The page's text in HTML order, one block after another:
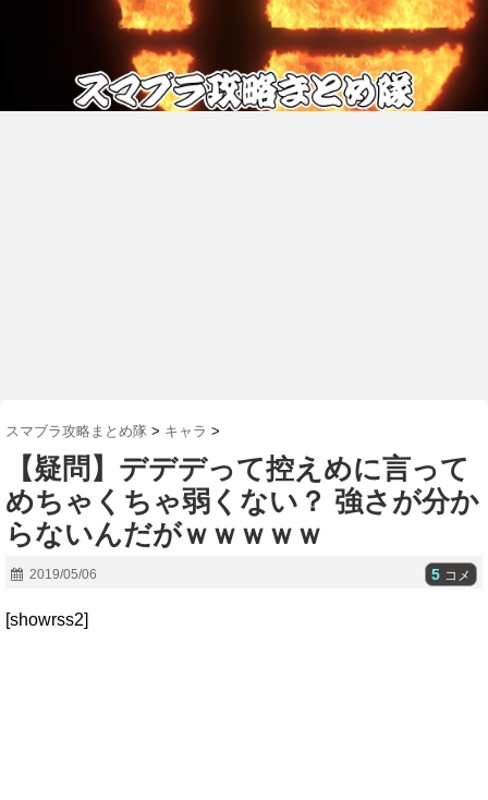
スマブラ攻略まとめ隊 > キャラ >
【疑問】デデデって控えめに言って
めちゃくちゃ弱くない？ 強さが分か
らないんだがｗｗｗｗｗ
2019/05/06 5 コメ
[showrss2]